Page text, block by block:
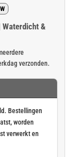
&
verzonden.
Bestellingen
worden
verwerkt en